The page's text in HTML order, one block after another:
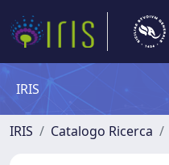
IRIS
IRIS Catalogo Ricerca